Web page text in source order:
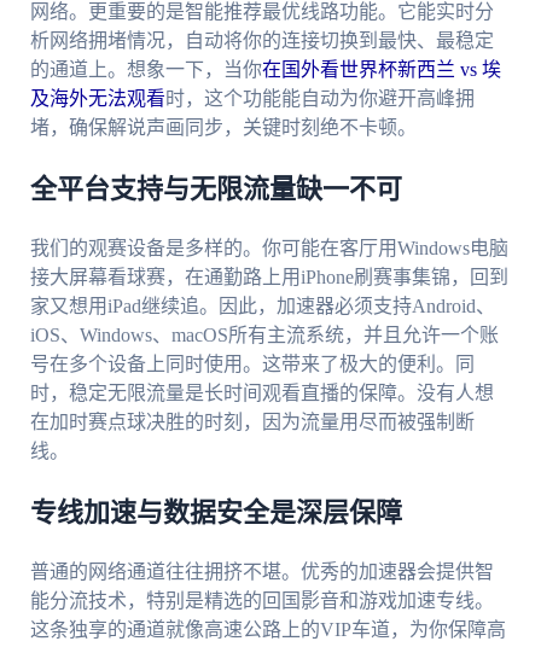
网络。更重要的是智能推荐最优线路功能。它能实时分
析网络拥堵情况，自动将你的连接切换到最快、最稳定
的通道上。想象一下，当你在国外看世界杯新西兰 vs 埃
及海外无法观看时，这个功能能自动为你避开高峰拥
堵，确保解说声画同步，关键时刻绝不卡顿。
全平台支持与无限流量缺一不可
我们的观赛设备是多样的。你可能在客厅用Windows电脑
接大屏幕看球赛，在通勤路上用iPhone刷赛事集锦，回到
家又想用iPad继续追。因此，加速器必须支持Android、
iOS、Windows、macOS所有主流系统，并且允许一个账
号在多个设备上同时使用。这带来了极大的便利。同
时，稳定无限流量是长时间观看直播的保障。没有人想
在加时赛点球决胜的时刻，因为流量用尽而被强制断
线。
专线加速与数据安全是深层保障
普通的网络通道往往拥挤不堪。优秀的加速器会提供智
能分流技术，特别是精选的回国影音和游戏加速专线。
这条独享的通道就像高速公路上的VIP车道，为你保障高